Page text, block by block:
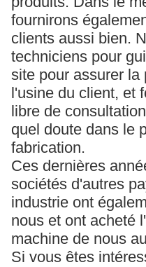
fournirons
clients aussi bien.
techniciens pour
site pour assurer la
l'usine du client, et
libre de
quel doute dans le
fabrication.
Ces dernières
sociétés d'autres
industrie ont
nous et ont acheté
machine de nous
Si vous êtes